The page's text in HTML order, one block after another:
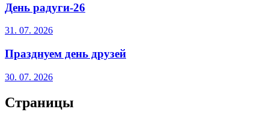
День радуги-26
31. 07. 2026
Празднуем день друзей
30. 07. 2026
Страницы